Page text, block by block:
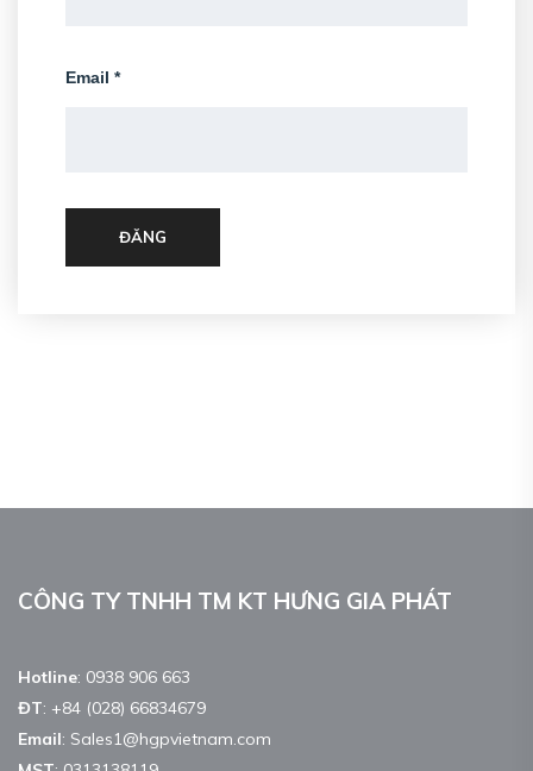
Email *
ĐĂNG
CÔNG TY TNHH TM KT HƯNG GIA PHÁT
Hotline: 0938 906 663
ĐT: +84 (028) 66834679
Email: Sales1@hgpvietnam.com